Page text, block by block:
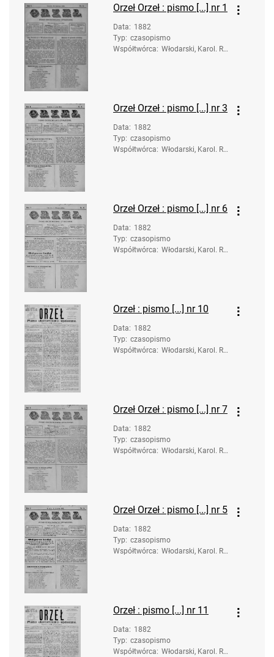
Orzeł Orzeł : pismo [...] nr 1
Data: 1882
Typ: czasopismo
Współtwórca: Włodarski, Karol. Re
Orzeł Orzeł : pismo [...] nr 3
Data: 1882
Typ: czasopismo
Współtwórca: Włodarski, Karol. Re
Orzeł Orzeł : pismo [...] nr 6
Data: 1882
Typ: czasopismo
Współtwórca: Włodarski, Karol. Re
Orzeł : pismo [...] nr 10
Data: 1882
Typ: czasopismo
Współtwórca: Włodarski, Karol. Re
Orzeł Orzeł : pismo [...] nr 7
Data: 1882
Typ: czasopismo
Współtwórca: Włodarski, Karol. Re
Orzeł Orzeł : pismo [...] nr 5
Data: 1882
Typ: czasopismo
Współtwórca: Włodarski, Karol. Re
Orzeł : pismo [...] nr 11
Data: 1882
Typ: czasopismo
Współtwórca: Włodarski, Karol. Re